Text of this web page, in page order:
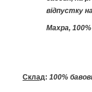
відпустку
Махра,
Склад: 100%